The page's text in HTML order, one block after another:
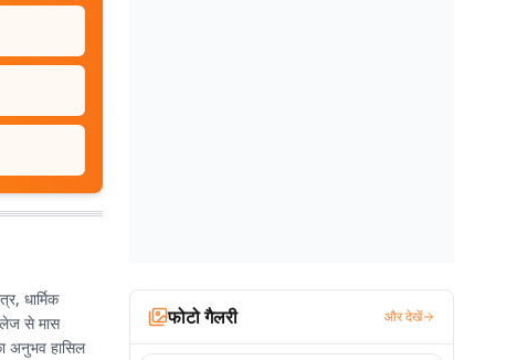
धार्मिक
से मास
अनुभव हासिल
फोटो गैलरी और देखें